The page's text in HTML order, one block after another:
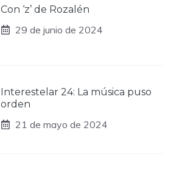
Con ‘z’ de Rozalén
29 de junio de 2024
Interestelar 24: La música puso
orden
21 de mayo de 2024